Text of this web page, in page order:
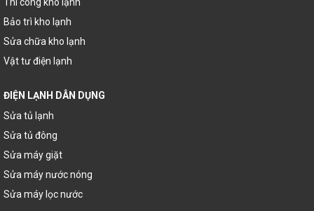
Bảo trì kho lạnh
Sửa chữa kho lạnh
Vật tư điện lạnh
ĐIỆN LẠNH DÂN DỤNG
Sửa tủ lạnh
Sửa tủ đông
Sửa máy giặt
Sửa máy nước nóng
Sửa máy lọc nước